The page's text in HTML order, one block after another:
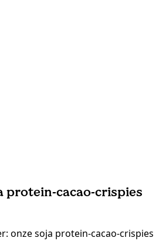
protein-cacao-crispies
onze soja protein-cacao-crispies